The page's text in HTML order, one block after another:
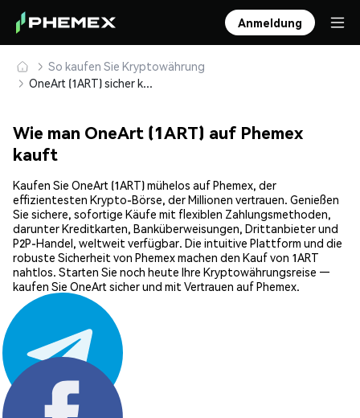
Anmeldung
So kaufen Sie Kryptowährung
OneArt (1ART) sicher kaufen und speichern
Wie man OneArt (1ART) auf Phemex
kauft
Kaufen Sie OneArt (1ART) mühelos auf Phemex, der
effizientesten Krypto-Börse, der Millionen vertrauen. Genießen
Sie sichere, sofortige Käufe mit flexiblen Zahlungsmethoden,
darunter Kreditkarten, Banküberweisungen, Drittanbieter und
P2P-Handel, weltweit verfügbar. Die intuitive Plattform und die
robuste Sicherheit von Phemex machen den Kauf von 1ART
nahtlos. Starten Sie noch heute Ihre Kryptowährungsreise —
kaufen Sie OneArt sicher und mit Vertrauen auf Phemex.
Teilen: